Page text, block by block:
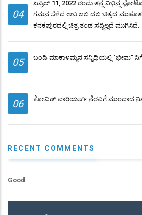
04
ಏಪ್ರಿಲ್ 11, 2022 ರಂದು ತನ್ನ ವಿಭಿನ್ನ
ಗಮನ ಸೆಳೆದ ಅಬ ಜಬ ದಬ ಚಿತ್ರದ
ಕನಕಪುರದಲ್ಲಿ ಚಿತ್ರ ತಂಡ ಸದ್ದಿಲ್ಲದೆ ಮುಗಿಸಿದೆ.
05 ಬಂಡಿ ಮಾಕಾಳಮ್ಮನ ಸನ್ನಿಧಿಯಲ್ಲಿ "ಭೀಮ"
06 ಕೋವಿಡ್ ವಾರಿಯರ್ಸ್ ನೆರವಿಗೆ ಮುಂದಾದ
RECENT COMMENTS
Good